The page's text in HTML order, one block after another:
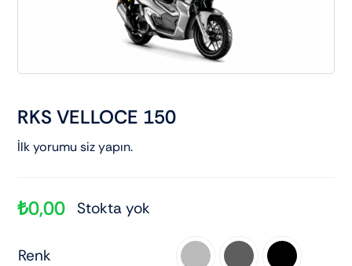
Cub ve cg
RKS VELLOCE 150
İlk yorumu siz yapın.
₺0,00 Stokta yok
Renk